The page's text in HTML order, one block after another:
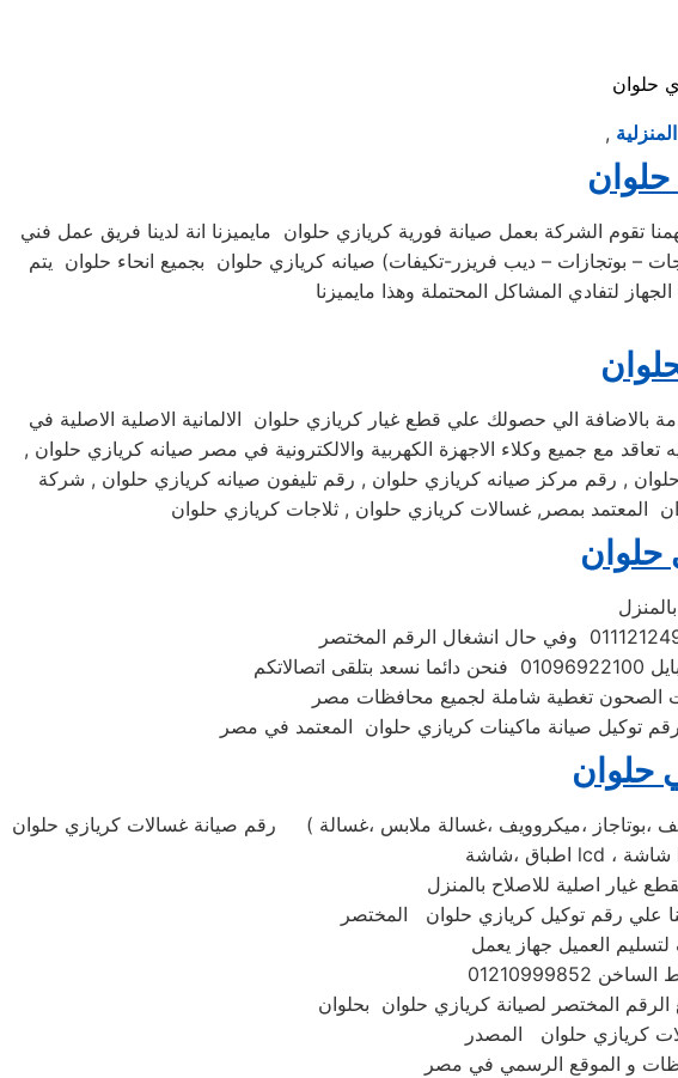
حلوان
,
تقوم الشركة بعمل صيانة فورية كريازي حلوان مايميزنا انة لدينا فريق عمل فني
بوتجازات – ديب فريزر-تكيفات) صيانه كريازي حلوان بجميع انحاء حلوان يتم
الي حصولك علي قطع غيار كريازي حلوان الالمانية الاصلية الاصلية في
مع جميع وكلاء الاجهزة الكهربية والالكترونية في مصر صيانه كريازي حلوان ,
, رقم مركز صيانه كريازي حلوان , رقم تليفون صيانه كريازي حلوان , شركة
المعتمد بمصر, غسالات كريازي حلوان , ثلاجات كريازي حلوان
حلوان
الصحون تغطية شاملة لجميع محافظات مصر
حلوان
رقم صيانة غسالات كريازي حلوان ( استبدال ومبيعات وصيانة كريازي حلوان جميع الموديلات . غسالة تحميل امامي او تحميل علوي ،ثلاجة ،مكنسة ،تكييف ،بوتاجاز ،ميكروويف ،غسالة ملابس ،غسالة
غيار اصلية للاصلاح بالمنزل
لتسليم العميل جهاز يعمل
كريازي حلوان المصدر